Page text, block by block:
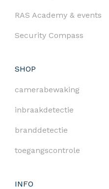
RAS Academy & events
Security Compass
SHOP
camerabewaking
inbraakdetectie
branddetectie
toegangscontrole
INFO